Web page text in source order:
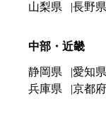
山梨県 長野県
中部・近畿
静岡県 愛知県
兵庫県
京都府